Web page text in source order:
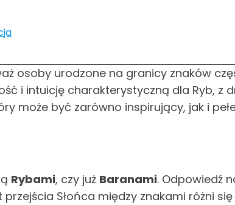
osoby urodzone na granicy znaków
i intuicję charakterystyczną dla Ryb, z
może być zarówno inspirujący, jak i
Rybami, czy już Baranami. Odpowiedź
przejścia Słońca między znakami różni